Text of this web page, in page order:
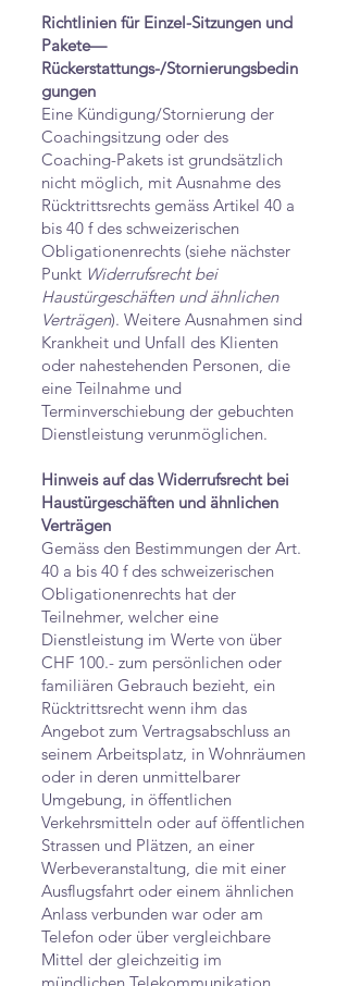
Richtlinien für Einzel-Sitzungen und
Pakete—
Rückerstattungs-/Stornierungsbedin
gungen
Eine Kündigung/Stornierung der
Coachingsitzung oder des
Coaching-Pakets ist grundsätzlich
nicht möglich, mit Ausnahme des
Rücktrittsrechts gemäss Artikel 40 a
bis 40 f des schweizerischen
Obligationenrechts (siehe nächster
Punkt Widerrufsrecht bei
Haustürgeschäften und ähnlichen
Verträgen). Weitere Ausnahmen sind
Krankheit und Unfall des Klienten
oder nahestehenden Personen, die
eine Teilnahme und
Terminverschiebung der gebuchten
Dienstleistung verunmöglichen.
Hinweis auf das Widerrufsrecht bei
Haustürgeschäften und ähnlichen
Verträgen
Gemäss den Bestimmungen der Art.
40 a bis 40 f des schweizerischen
Obligationenrechts hat der
Teilnehmer, welcher eine
Dienstleistung im Werte von über
CHF 100.- zum persönlichen oder
familiären Gebrauch bezieht, ein
Rücktrittsrecht wenn ihm das
Angebot zum Vertragsabschluss an
seinem Arbeitsplatz, in Wohnräumen
oder in deren unmittelbarer
Umgebung, in öffentlichen
Verkehrsmitteln oder auf öffentlichen
Strassen und Plätzen, an einer
Werbeveranstaltung, die mit einer
Ausflugsfahrt oder einem ähnlichen
Anlass verbunden war oder am
Telefon oder über vergleichbare
Mittel der gleichzeitig im